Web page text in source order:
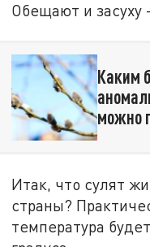
Обещают и засуху
Каким
можно
Итак, что сулят
страны?
температура